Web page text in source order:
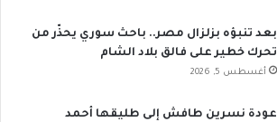
بعد تنبؤه بزلزال مصر.. باحث سوري يحذّر من
تحرك خطير على فالق بلاد الشام
أغسطس 5, 2026
عودة نسرين طافش إلى طليقها أحمد